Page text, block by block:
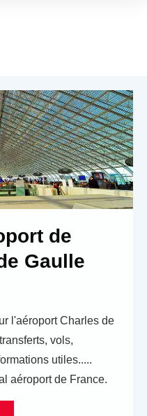
de
Gaulle
l'aéroport Charles de
vols,
utiles.....
aéroport de France.